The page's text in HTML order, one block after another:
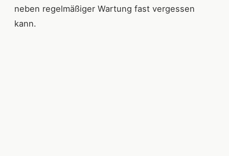
neben regelmäßiger Wartung fast vergessen
kann.